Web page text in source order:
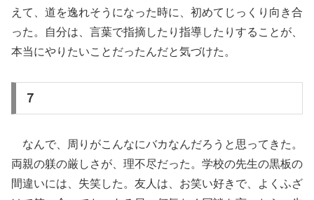
えて、道を逸れそうになった時に、初めてじっくり向き合
った。自分は、言葉で指摘したり指導したりすることが、
本当にやりたいことだったんだと気づけた。
７
なんで、周りがこんなにバカなんだろうと思ってきた。
両親の躾の厳しさが、理不尽だった。学校の先生の黒板の
間違いには、失笑した。友人は、お笑い好きで、よくふざ